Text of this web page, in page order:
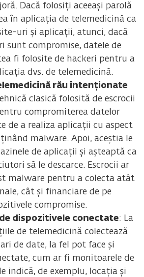
Dacă folosiți aceeași parolă
în aplicația de telemedicină ca
uri și aplicații, atunci, dacă
sunt compromise, datele de
fi folosite de hackeri pentru a
dvs. de telemedicină.
rău intenționate
clasică folosită de escrocii
compromiterea datelor
de a realiza aplicații cu aspect
malware. Apoi, aceștia le
de aplicații și așteaptă ca
să le descarce. Escrocii ar
malware pentru a colecta atât
cât și financiare de pe
compromise.
dispozitivele conectate: La
de telemedicină colectează
de date, la fel pot face și
cum ar fi monitoarele de
indică, de exemplu, locația și